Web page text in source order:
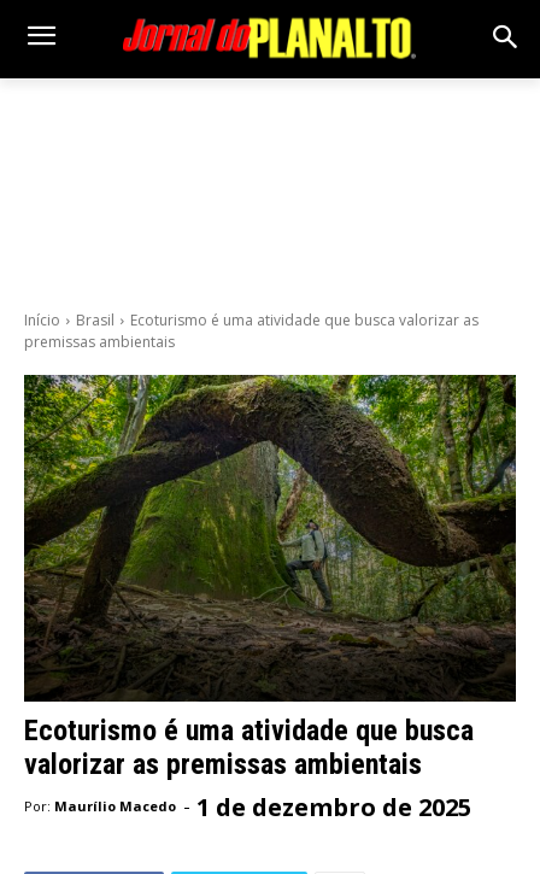
Início Brasil
Ecoturismo é uma atividade que busca valorizar as
premissas ambientais
Ecoturismo é uma atividade que busca
valorizar as premissas ambientais
Por: Maurílio Macedo - 1 de dezembro de 2025